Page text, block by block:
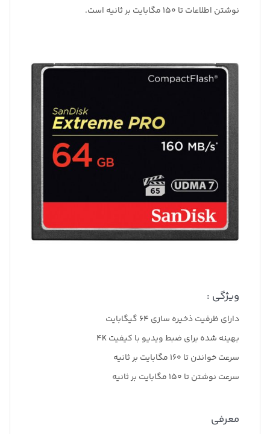
نوشتن اطلاعات تا 150 مگابایت بر ثانیه است.
ویژگی :
دارای ظرفیت ذخیره سازی 64 گیگابایت
بهینه شده برای ضبط ویدیو با کیفیت 4K
سرعت خواندن تا 160 مگابایت بر ثانیه
سرعت نوشتن تا 150 مگابایت بر ثانیه
معرفی